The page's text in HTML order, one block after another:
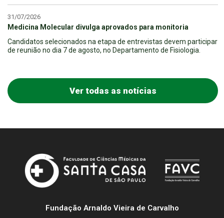
31/07/2026
Medicina Molecular divulga aprovados para monitoria
Candidatos selecionados na etapa de entrevistas devem participar
de reunião no dia 7 de agosto, no Departamento de Fisiologia.
Ver todas as notícias
Fundação Arnaldo Vieira de Carvalho